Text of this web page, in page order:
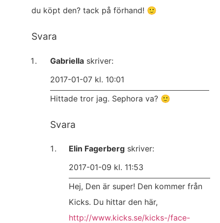
du köpt den? tack på förhand! 🙂
Svara
Gabriella skriver:
2017-01-07 kl. 10:01
Hittade tror jag. Sephora va? 🙂
Svara
Elin Fagerberg skriver:
2017-01-09 kl. 11:53
Hej, Den är super! Den kommer från
Kicks. Du hittar den här,
http://www.kicks.se/kicks-/face-